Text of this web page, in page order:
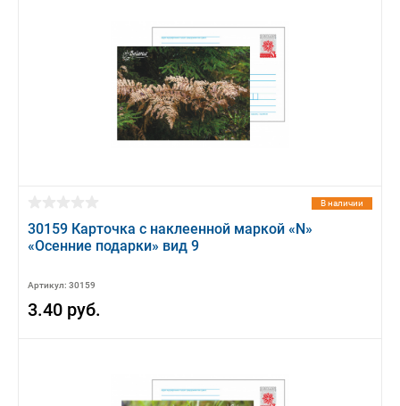
В наличии
30159 Карточка с наклеенной маркой «N»
«Осенние подарки» вид 9
Артикул: 30159
3.40 руб.